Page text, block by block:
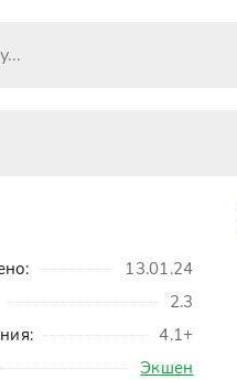
13.01.24
2.3
4.1+
Экшен